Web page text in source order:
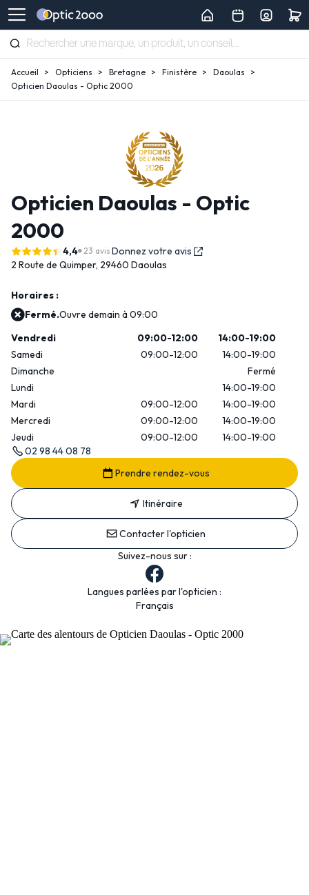
Accueil Opticiens Bretagne Finistère
Daoulas
Opticien Daoulas - Optic 2000
Opticien Daoulas - Optic
2000
4,4 23 avis Donnez votre avis
2 Route de Quimper, 29460 Daoulas
Horaires :
Fermé.Ouvre demain à 09:00
Vendredi
09:00-12:00
14:00-19:00
Samedi
09:00-12:00
14:00-19:00
Dimanche
Fermé
Lundi
14:00-19:00
Mardi
09:00-12:00
14:00-19:00
Mercredi
09:00-12:00
14:00-19:00
Jeudi
09:00-12:00
14:00-19:00
02 98 44 08 78
Prendre rendez-vous
Itinéraire
Contacter l'opticien
Suivez-nous sur :
Langues parlées par l'opticien :
Français